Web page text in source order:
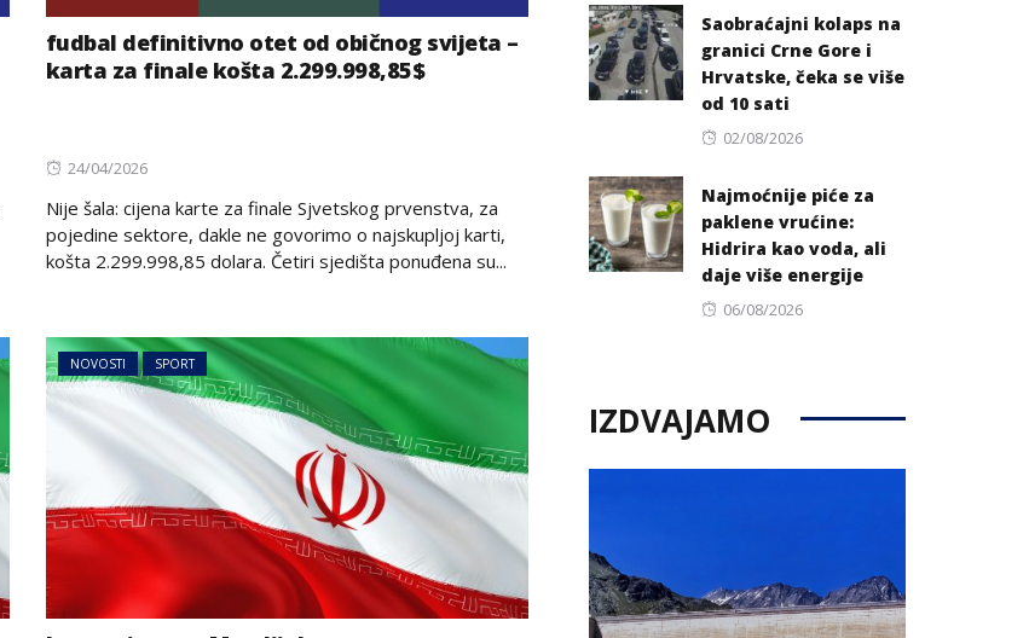
fudbal definitivno otet od običnog svijeta –
karta za finale košta 2.299.998,85$
Posted
on
24/04/2026
Nije šala: cijena karte za finale Sjvetskog prvenstva, za
pojedine sektore, dakle ne govorimo o najskupljoj karti,
košta 2.299.998,85 dolara. Četiri sjedišta ponuđena su...
NOVOSTI SPORT
Saobraćajni kolaps na
granici Crne Gore i
Hrvatske, čeka se više
od 10 sati
Posted
02/08/2026
Najmoćnije piće za
paklene vrućine:
Hidrira kao voda, ali
daje više energije
Posted
06/08/2026
IZDVAJAMO